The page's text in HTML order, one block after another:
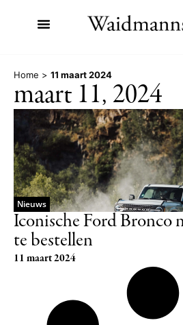
Home > 11 maart 2024
maart 11, 2024
Nieuws
Iconische Ford Bronco
te bestellen
11 maart 2024